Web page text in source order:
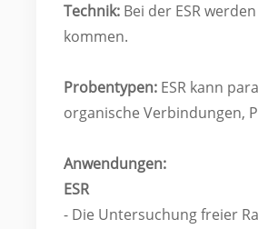
Technik: Bei der ESR
kommen.
Probentypen: ESR kann
organische Verbindungen,
Anwendungen:
ESR
- Die Untersuchung freier